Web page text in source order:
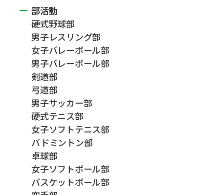
部活動
硬式野球部
男子レスリング部
女子バレーボール部
男子バレーボール部
剣道部
弓道部
男子サッカー部
硬式テニス部
女子ソフトテニス部
バドミントン部
卓球部
女子ソフトボール部
バスケットボール部